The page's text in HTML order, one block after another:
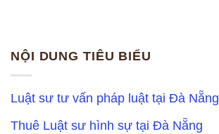
NỘI DUNG TIÊU BIỂU
Luật sư tư vấn pháp luật tại Đà Nẵng
Thuê Luật sư hình sự tại Đà Nẵng